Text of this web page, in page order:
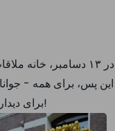
در ۱۳ دسامبر،
این پس، برای همه -
برای دیدار و پرسش‌های ایمانی وجود دارد. خوش آمدید!